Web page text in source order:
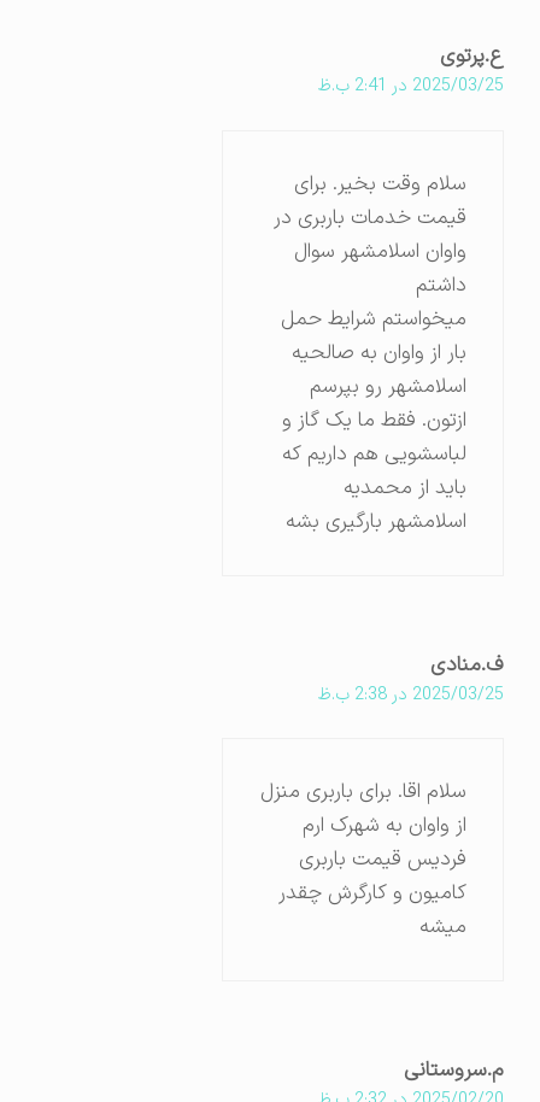
ع.پرتوی
2025/03/25 در 2:41 ب.ظ
سلام وقت بخیر. برای
قیمت خدمات باربری در
واوان اسلامشهر سوال
داشتم
میخواستم شرایط حمل
بار از واوان به صالحیه
اسلامشهر رو بپرسم
ازتون. فقط ما یک گاز و
لباسشویی هم داریم که
باید از محمدیه
اسلامشهر بارگیری بشه
ف.منادی
2025/03/25 در 2:38 ب.ظ
سلام اقا. برای باربری منزل
از واوان به شهرک ارم
فردیس قیمت باربری
کامیون و کارگرش چقدر
میشه
م.سروستانی